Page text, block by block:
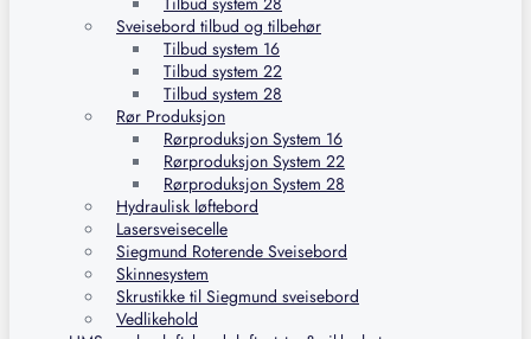
Sveisebord tilbud og tilbehør
Tilbud system 16
Tilbud system 22
Tilbud system 28
Rør Produksjon
Rørproduksjon System 16
Rørproduksjon System 22
Rørproduksjon System 28
Hydraulisk løftebord
Lasersveisecelle
Siegmund Roterende Sveisebord
Skinnesystem
Skrustikke til Siegmund sveisebord
Vedlikehold